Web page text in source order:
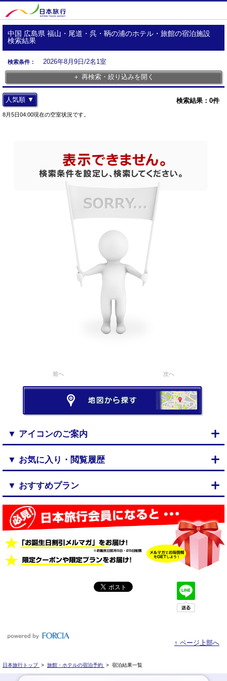
中国 広島県 福山・尾道・呉・鞆の浦のホテル・旅館の宿泊施設
検索結果
検索条件：
2026年8月9日/2名1室
＋ 再検索・絞り込みを開く
検索結果： 0件
人気順 ▼
8月5日04:00現在の空室状況です。
前へ 次へ
▼ アイコンのご案内
▼ お気に入り・閲覧履歴
▼ おすすめプラン
↑ ページ上部へ
日本旅行トップ > 旅館・ホテルの宿泊予約 > 宿泊結果一覧